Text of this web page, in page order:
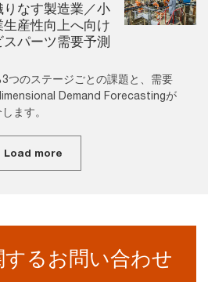
なす製造業／小
産性向上へ向け
パーツ需要予測
つのステージごとの課題と、需要
Demand Forecastingが
ます。
Load more
るお問い合わせ